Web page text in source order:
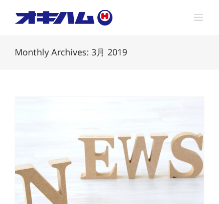
Monthly Archives: 3月 2019